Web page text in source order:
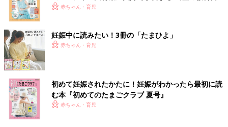
赤ちゃん・育児
妊娠中に読みたい！3冊の「たまひよ」
赤ちゃん・育児
初めて妊娠されたかたに！妊娠がわかったら最初に読
む本『初めてのたまごクラブ 夏号』
赤ちゃん・育児